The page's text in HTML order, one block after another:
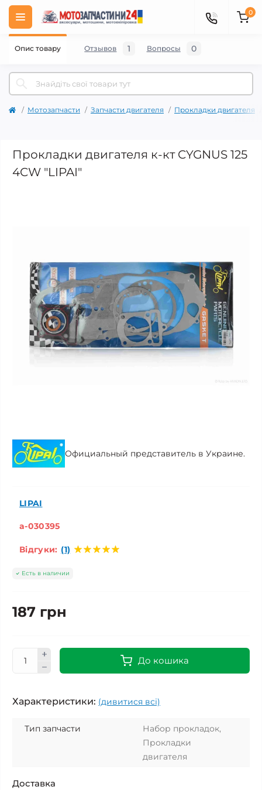
0
Мотозапчасти Запчасти двигателя Прокладки двигателя
Прокладки двигателя к-кт CYGNUS 125
4CW "LIPAI"
Официальный представитель в Украине.
LIPAI
a-030395
Відгуки: (1)
Есть в наличии
187 грн
До кошика
Характеристики: (дивитися всі)
Тип запчасти
Набор прокладок,
Прокладки
двигателя
Доставка
Опис товару Отзывов 1 Вопросы 0